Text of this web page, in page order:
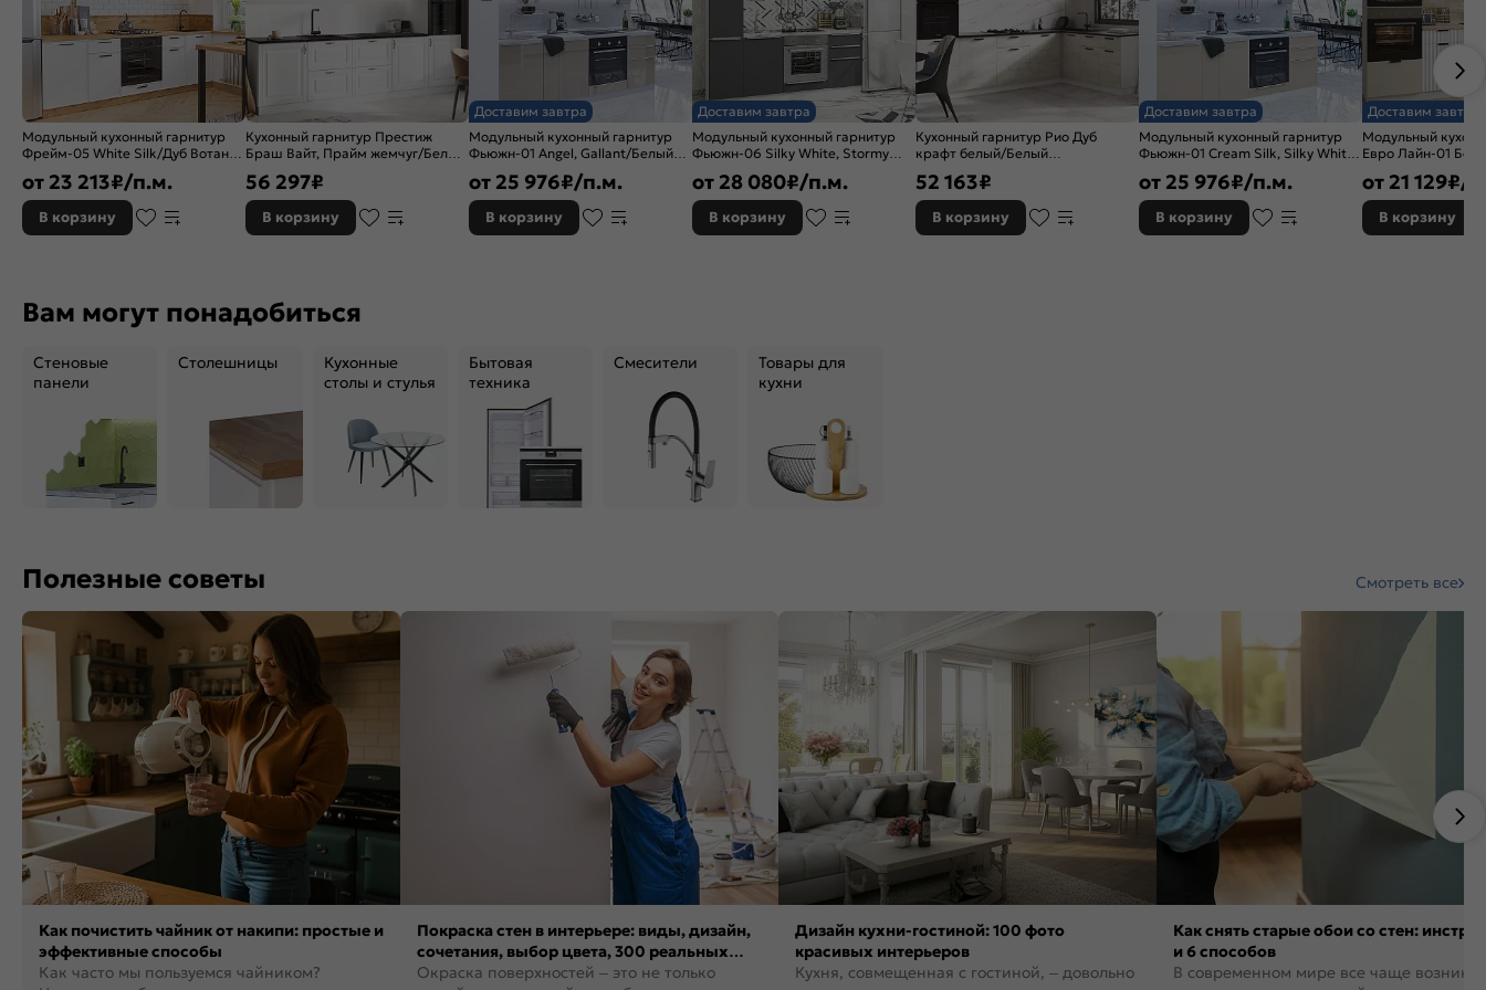
Модульный кухонный гарнитур
Фрейм-05 White Silk/Дуб Вотан
от 23 213₽/п.м.
В корзину
Кухонный гарнитур Престиж
Браш Вайт, Прайм жемчуг/Белый
темный)
56 297₽
В корзину
Доставим завтра
Модульный кухонный гарнитур
Фьюжн-01 Angel, Gallant/Белый
от 25 976₽/п.м.
В корзину
Доставим завтра
Модульный кухонный гарнитур
Фьюжн-06 Silky White, Stormy
Silk/Белый 2340x2000x600
от 28 080₽/п.м.
В корзину
Кухонный гарнитур Рио Дуб
крафт белый/Белый
темный)
52 163₽
В корзину
Доставим завтра
Модульный кухонный гарнитур
Фьюжн-01 Cream Silk, Silky White/
Белый 2340x2300x600
от 25 976₽/п.м.
В корзину
Доставим завтра
Модульный
Евро Лайн-01
от 21 129₽/
В корзину
Вам могут понадобиться
Стеновые
панели
Столешницы
Кухонные
столы и стулья
Бытовая
техника
Смесители
Товары для
кухни
Полезные советы Смотреть все
Как почистить чайник от накипи: простые и
эффективные способы
Как часто мы пользуемся чайником?
Покраска стен в интерьере: виды, дизайн,
сочетания, выбор цвета, 300 реальных
фото
Окраска поверхностей – это не только
Дизайн кухни-гостиной: 100 фото
красивых интерьеров
Кухня, совмещенная с гостиной, – довольно
Как снять старые обои со стен:
и 6 способов
В современном мире все чаще